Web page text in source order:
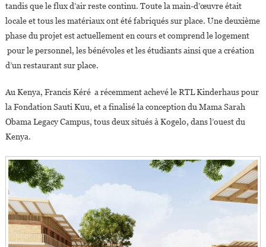
tandis que le flux d’air reste continu. Toute la main-d’œuvre était
locale et tous les matériaux ont été fabriqués sur place. Une deuxième
phase du projet est actuellement en cours et comprend le logement
pour le personnel, les bénévoles et les étudiants ainsi que a création
d’un restaurant sur place.
Au Kenya, Francis Kéré a récemment achevé le RTL Kinderhaus pour
la Fondation Sauti Kuu, et a finalisé la conception du Mama Sarah
Obama Legacy Campus, tous deux situés à Kogelo, dans l’ouest du
Kenya.